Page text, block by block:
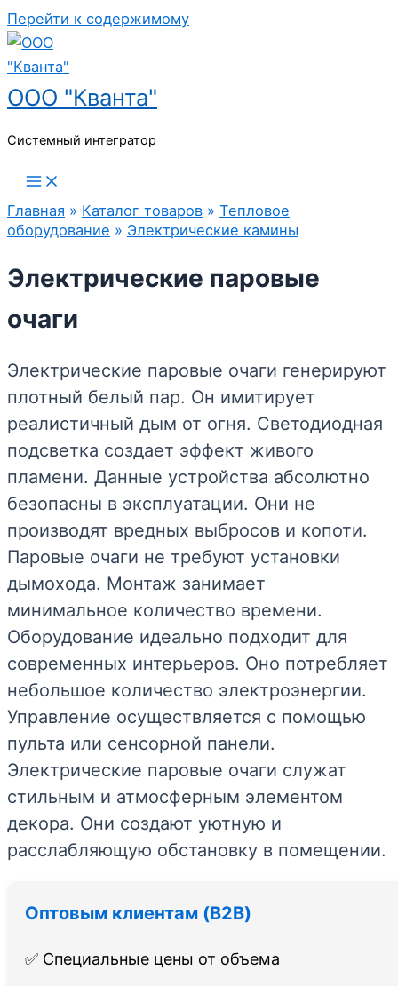
Перейти к содержимому
ООО "Кванта"
Системный интегратор
Главная » Каталог товаров » Тепловое
оборудование » Электрические камины
Электрические паровые
очаги
Электрические паровые очаги генерируют
плотный белый пар. Он имитирует
реалистичный дым от огня. Светодиодная
подсветка создает эффект живого
пламени. Данные устройства абсолютно
безопасны в эксплуатации. Они не
производят вредных выбросов и копоти.
Паровые очаги не требуют установки
дымохода. Монтаж занимает
минимальное количество времени.
Оборудование идеально подходит для
современных интерьеров. Оно потребляет
небольшое количество электроэнергии.
Управление осуществляется с помощью
пульта или сенсорной панели.
Электрические паровые очаги служат
стильным и атмосферным элементом
декора. Они создают уютную и
расслабляющую обстановку в помещении.
Оптовым клиентам (B2B)
✅ Специальные цены от объема